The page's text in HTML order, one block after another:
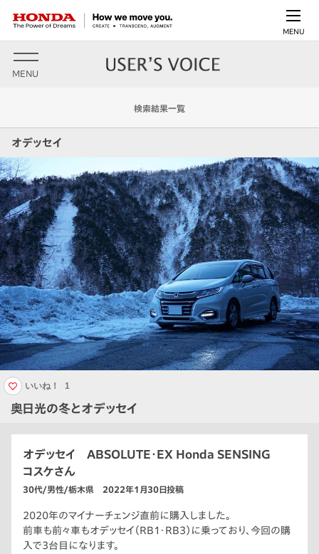
MENU
MENU
検索結果一覧
オデッセイ
奥日光の冬とオデッセイ
いいね！ 1
オデッセイ ABSOLUTE・EX Honda SENSING
コスケさん
30代/男性/栃木県 2022年1月30日投稿
2020年のマイナーチェンジ直前に購入しました。
前車も前々車もオデッセイ（RB1・RB3）に乗っており、今回の購
入で3台目になります。